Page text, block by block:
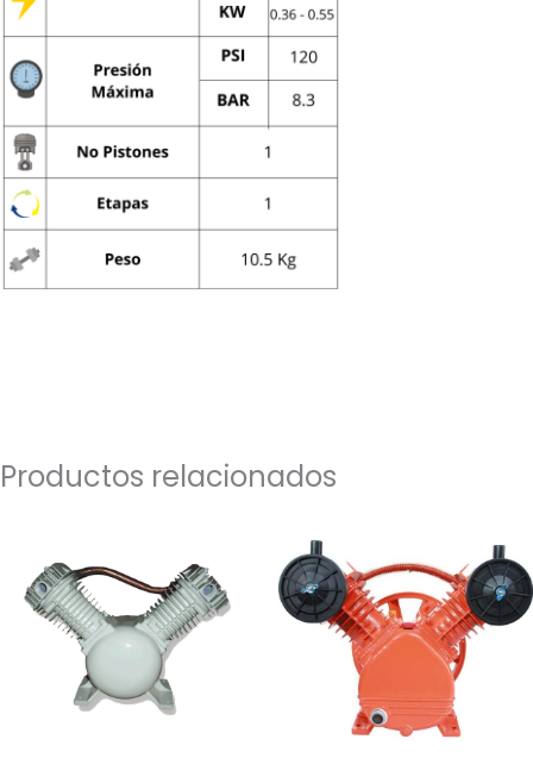
Productos relacionados